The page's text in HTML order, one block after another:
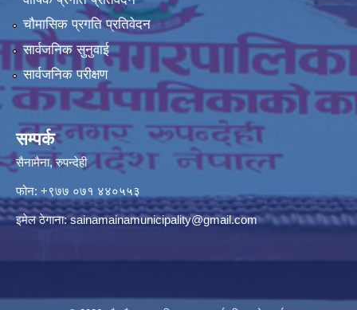
चौमासिक प्रगति प्रतिवेदन
सार्वजनिक सुनुवाई
सार्वजनिक परीक्षण
सम्पर्क
सैनामैना, रुपन्देही
फोन: +९७७ ०७१ ४४०५५३
इमेल ठेगाना:sainamainamunicipality@gmail.com